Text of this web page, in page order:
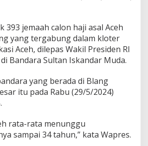
C
a
o
n
a
j
i
a
l
393 jemaah calon haji asal Aceh
yang tergabung dalam kloter
Aceh, dilepas Wakil Presiden RI
Bandara Sultan Iskandar Muda.
yang berada di Blang
itu pada Rabu (29/5/2024)
rata-rata menunggu
sampai 34 tahun,” kata Wapres.